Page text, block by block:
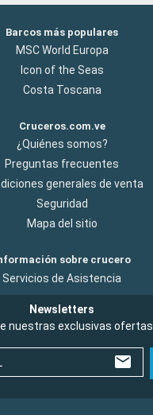
Barcos más populares
MSC World Europa
Icon of the Seas
Costa Toscana
Cruceros.com.ve
¿Quiénes somos?
Preguntas frecuentes
generales de venta
Seguridad
Mapa del sitio
sobre crucero
Servicios de Asistencia
Newsletters
nuestras exclusivas ofertas